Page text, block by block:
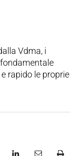
Vdma, i
rapido le proprie